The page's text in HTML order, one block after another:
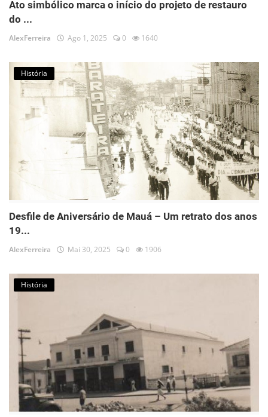
Ato simbólico marca o início do projeto de restauro
do ...
AlexFerreira Ago 1, 2025 0 1640
História
Desfile de Aniversário de Mauá – Um retrato dos anos
19...
AlexFerreira Mai 30, 2025 0 1906
História